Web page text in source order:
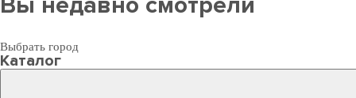
Выбрать город
Каталог